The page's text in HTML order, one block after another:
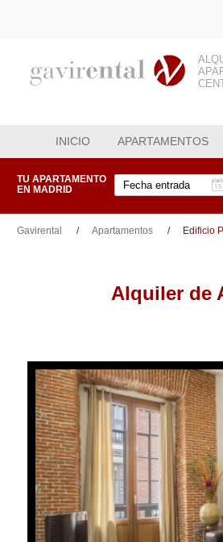
INICIO APARTAMENTOS
TU APARTAMENTO
EN MADRID
Gavirental Apartamentos Edificio
Alquiler de